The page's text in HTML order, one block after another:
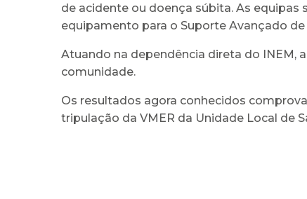
de acidente ou doença súbita. As
equipamento para o Suporte Avançado
Atuando na dependência direta do INEM,
comunidade.
Os resultados agora conhecidos
tripulação da VMER da Unidade Local de